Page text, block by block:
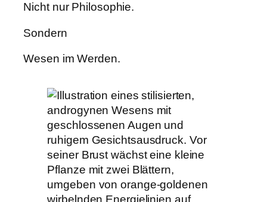
Nicht nur Philosophie.
Sondern
Wesen im Werden.